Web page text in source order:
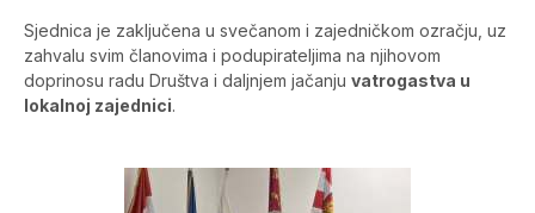
Sjednica je zaključena u svečanom i zajedničkom ozračju, uz
zahvalu svim članovima i podupirateljima na njihovom
doprinosu radu Društva i daljnjem jačanju vatrogastva u
lokalnoj zajednici.